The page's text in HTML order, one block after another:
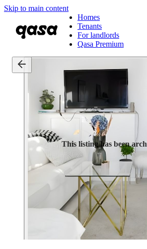
Skip to main content
Homes
Tenants
For landlords
Qasa Premium
This listing has been